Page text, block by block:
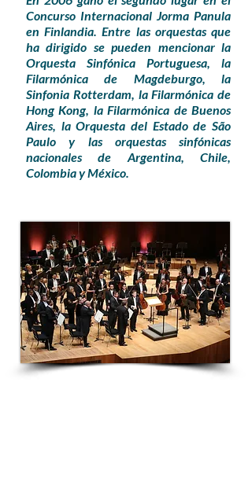
Concurso Internacional Jorma Panula
en Finlandia. Entre las orquestas que
ha dirigido se pueden mencionar la
Orquesta Sinfónica Portuguesa, la
Filarmónica de Magdeburgo, la
Sinfonia Rotterdam, la Filarmónica de
Hong Kong, la Filarmónica de Buenos
Aires, la Orquesta del Estado de São
Paulo y las orquestas sinfónicas
nacionales de Argentina, Chile,
Colombia y México.